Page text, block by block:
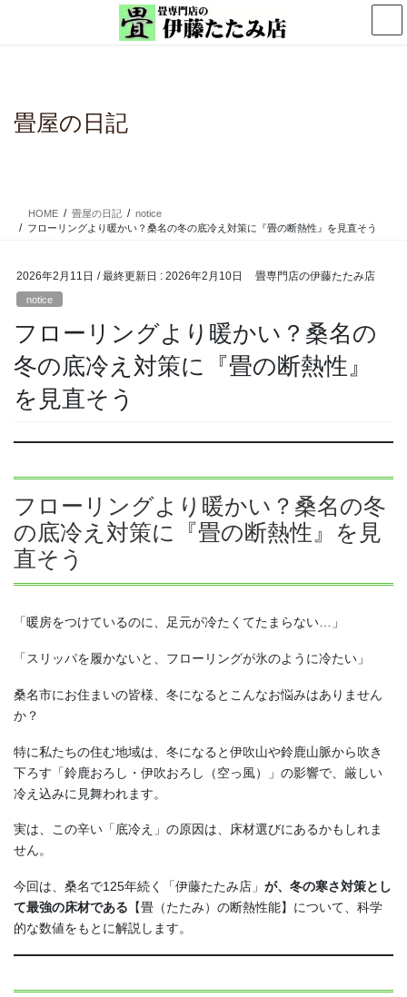
畳屋の日記
HOME 畳屋の日記
notice
フローリングより暖かい？桑名の冬の底冷え対策に『畳の断熱性』を見直そう
2026年2月11日 / 最終更新日 : 2026年2月10日 畳専門店の伊藤たたみ店
notice
フローリングより暖かい？桑名の
冬の底冷え対策に『畳の断熱性』
を見直そう
フローリングより暖かい？桑名の冬
の底冷え対策に『畳の断熱性』を見
直そう
「暖房をつけているのに、足元が冷たくてたまらない…」
「スリッパを履かないと、フローリングが氷のように冷たい」
桑名市にお住まいの皆様、冬になるとこんなお悩みはありません
か？
特に私たちの住む地域は、冬になると伊吹山や鈴鹿山脈から吹き
下ろす「鈴鹿おろし・伊吹おろし（空っ風）」の影響で、厳しい
冷え込みに見舞われます。
実は、この辛い「底冷え」の原因は、床材選びにあるかもしれま
せん。
今回は、桑名で125年続く「伊藤たたみ店」 が、冬の寒さ対策とし
て最強の床材である 【畳（たたみ）の断熱性能】について、科学
的な数値をもとに解説します。